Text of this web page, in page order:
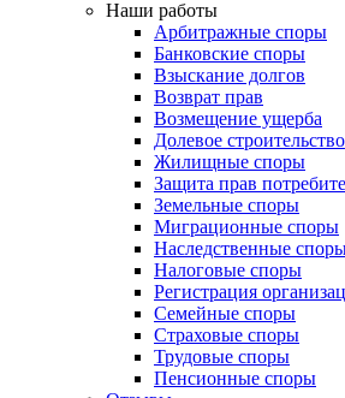
Наши работы
Арбитражные споры
Банковские споры
Взыскание долгов
Возврат прав
Возмещение ущерба
Долевое строительство
Жилищные споры
Защита прав
Земельные споры
Миграционные споры
Наследственные
Налоговые споры
Регистрация
Семейные споры
Страховые споры
Трудовые споры
Пенсионные споры